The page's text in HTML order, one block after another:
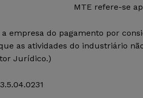
MTE refere-se
a empresa do pagamento por
as atividades do industriário
Jurídico.)